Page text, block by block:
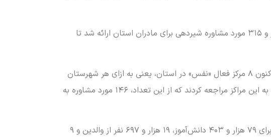
صیادی در بخش دیگری از سخنان خود به ترویج تغذیه با شیر مادر پرداخت و افزود: در سال گذشته ۴ هزار و ۳۱۵ مورد مشاوره شیردهی برای مادران استان ارائه شد تا
وی همچنین با اشاره به فعالیت مراکز مردمی و حمایتی «نَفَس» با هدف پیشگیری از سقط جنین گفت: هم‌اکنون ۸ مرکز فعال «نفس» در استان، یعنی به ازای هر شهرستان
یک مرکز، مشغول ارائه مشاوره و حمایت از مادران باردار در معرض سقط هستند. در سال گذشته ۱۶۸ مورد به این مراکز مراجعه کردند که از این تعداد، ۱۴۶ مورد مشاوره به
صیادی با تأکید بر آموزش نسل نوجوان و خانواده‌ها اظهار کرد: آموزش‌های مرتبط با بلوغ و سلامت باروری برای ۷۹ هزار و ۴۰۳ دانش‌آموز، ۱۹ هزار و ۶۹۷ نفر از والدین و ۹